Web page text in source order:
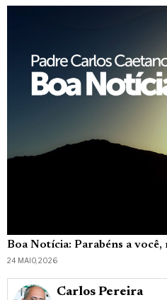
Boa Notícia: Parabéns a você,
24 MAIO, 2026
Carlos Pereira